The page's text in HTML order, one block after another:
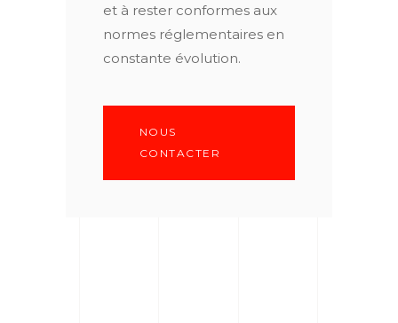
et à rester conformes aux
normes réglementaires en
constante évolution.
NOUS
CONTACTER